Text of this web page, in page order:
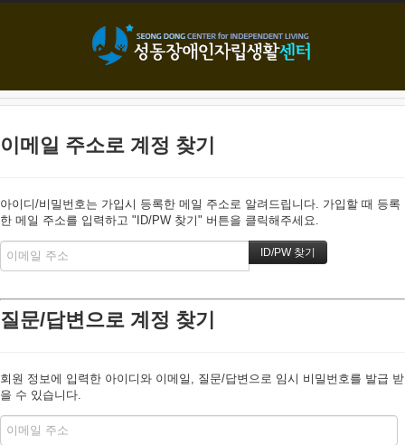
이메일 주소로 계정 찾기
아이디/비밀번호는 가입시 등록한 메일 주소로 알려드립니다. 가입할 때 등록
한 메일 주소를 입력하고 "ID/PW 찾기" 버튼을 클릭해주세요.
질문/답변으로 계정 찾기
회원 정보에 입력한 아이디와 이메일, 질문/답변으로 임시 비밀번호를 발급 받
을 수 있습니다.